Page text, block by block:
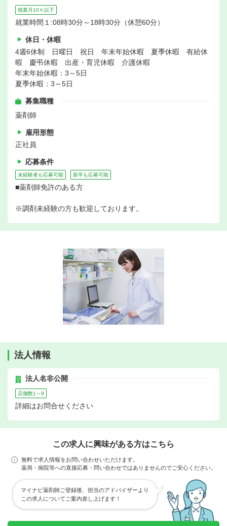
残業月10ｈ以下
就業時間１:08時30分～18時30分（休憩60分）
休日・休暇
4週6休制 日曜日 祝日 年末年始休暇 夏季休暇 有給休
暇 慶弔休暇 出産・育児休暇 介護休暇
年末年始休暇：3～5日
夏季休暇：3～5日
募集職種
薬剤師
雇用形態
正社員
応募条件
未経験者も応募可能 新卒も応募可能
■薬剤師免許のある方
※調剤未経験の方も歓迎しております。
法人情報
法人名非公開
店舗数1～9
詳細はお問合せください
この求人に興味がある方はこちら
無料で求人情報をお問い合わせいただけます。
薬局・病院等への直接応募・問い合わせではありませんのでご安心ください。
マイナビ薬剤師ご登録後、担当のアドバイザーより
この求人についてご案内差し上げます！